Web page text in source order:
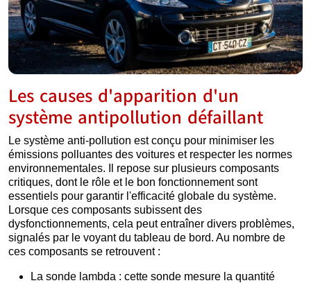
Les causes d'apparition d'un
système antipollution défaillant
Le système anti-pollution est conçu pour minimiser les
émissions polluantes des voitures et respecter les normes
environnementales. Il repose sur plusieurs composants
critiques, dont le rôle et le bon fonctionnement sont
essentiels pour garantir l'efficacité globale du système.
Lorsque ces composants subissent des
dysfonctionnements, cela peut entraîner divers problèmes,
signalés par le voyant du tableau de bord. Au nombre de
ces composants se retrouvent :
La sonde lambda : cette sonde mesure la quantité